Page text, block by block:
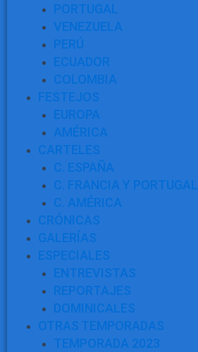
PORTUGAL
VENEZUELA
PERÚ
ECUADOR
COLOMBIA
FESTEJOS
EUROPA
AMÉRICA
CARTELES
C. ESPAÑA
C. FRANCIA Y PORTUGAL
C. AMÉRICA
CRÓNICAS
GALERÍAS
ESPECIALES
ENTREVISTAS
REPORTAJES
DOMINICALES
OTRAS TEMPORADAS
TEMPORADA 2023